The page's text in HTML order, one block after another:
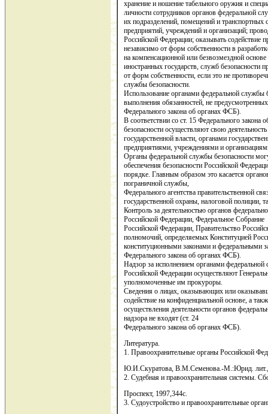
хранение и ношение табельного оружия и
личности сотрудников органов федеральной
их подразделений, помещений и транспортных
предприятий, учреждений и организаций;
Российской Федерации; оказывать
независимо от форм собственности в
на компенсационной или безвозмездной
иностранных государств, служб безопасности
от форм собственности, если это не
службы безопасности.
Использование органами федеральной службы
выполнения обязанностей, не
Федерального закона об органах ФСБ).
В соответствии со ст. 15 Федерального
безопасности осуществляют свою
государственной власти, органами
предприятиями, учреждениями и
Органы федеральной службы безопасности
обеспечения безопасности Российской
порядке. Главным образом это касается
пограничной службы,
Федерального агентства правительственной
государственной охраны, налоговой полиции,
Контроль за деятельностью органов
Российской Федерации, Федеральное Собрание
Российской Федерации, Правительство
полномочий, определяемых Конституцией
конституционными законами и федеральными
Федерального закона об органах ФСБ).
Надзор за исполнением органами федеральной
Российской Федерации осуществляют
уполномоченные им прокуроры.
Сведения о лицах, оказывающих или
содействие на конфиденциальной основе, а
осуществления деятельности органов
надзора не входят (ст. 24
Федерального закона об органах ФСБ).
Литература.
1. Правоохранительные органы Российской
Ю.И.Скуратова, В.М.Семенова.-М.:Юрид. лит.,
2. Судебная и правоохранительная системы.
Проспект, 1997,344с.
3. Судоустройство и правоохранительные